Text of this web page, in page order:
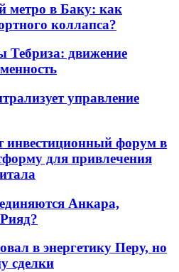
метро в Баку: как
коллапса?
Тебриза: движение
управление
инвестиционный форум в
для привлечения
Анкара,
в энергетику Перу, но
сделки